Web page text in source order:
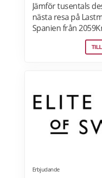
Jämför tusentals
nästa resa på
Spanien från
hav? Boka flyg +
och koppla av i
Erbjudande